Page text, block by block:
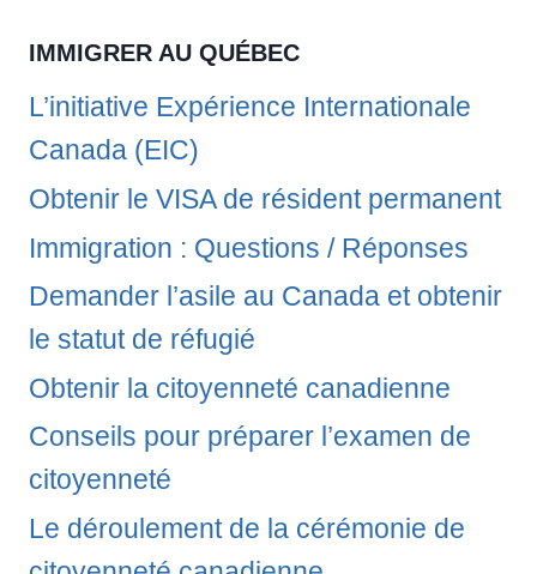
IMMIGRER AU QUÉBEC
L’initiative Expérience Internationale
Canada (EIC)
Obtenir le VISA de résident permanent
Immigration : Questions / Réponses
Demander l’asile au Canada et obtenir
le statut de réfugié
Obtenir la citoyenneté canadienne
Conseils pour préparer l’examen de
citoyenneté
Le déroulement de la cérémonie de